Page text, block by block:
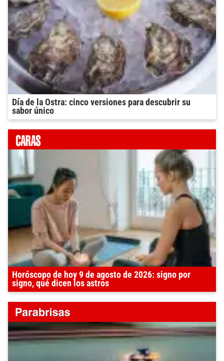
Día de la Ostra: cinco versiones para descubrir su
sabor único
Horóscopo de hoy 9 de agosto de 2026: signo por
signo, qué dicen los astros